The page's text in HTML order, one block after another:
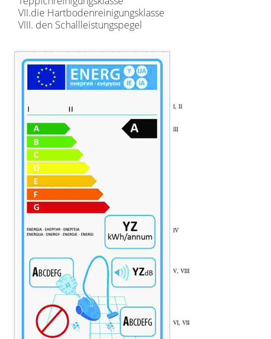
VII.die Hartbodenreinigungsklasse
VIII. den Schallleistungspegel